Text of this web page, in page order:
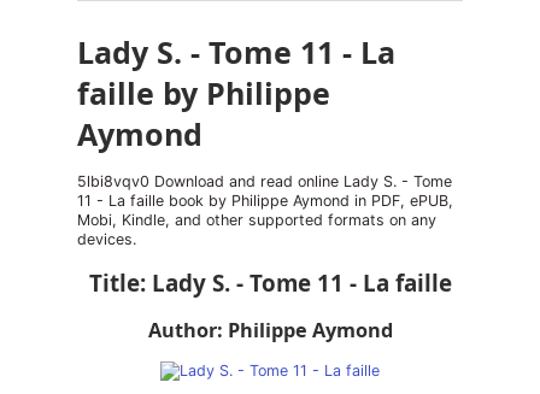
Lady S. - Tome 11 - La
faille by Philippe
Aymond
5lbi8vqv0 Download and read online Lady S. - Tome
11 - La faille book by Philippe Aymond in PDF, ePUB,
Mobi, Kindle, and other supported formats on any
devices.
Title: Lady S. - Tome 11 - La faille
Author: Philippe Aymond